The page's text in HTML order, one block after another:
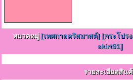
หมวดหมู่[เทศกาลคริสมาสต์][กระโปร
skirt91]
รายละเอียดสิน